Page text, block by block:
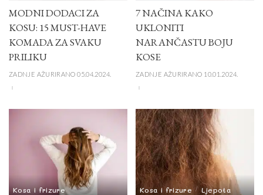
MODNI DODACI ZA
KOSU: 15 MUST-HAVE
KOMADA ZA SVAKU
PRILIKU
ZADNJE AŽURIRANO 05.04.2024.
7 NAČINA KAKO
UKLONITI
NARANČASTU BOJU
KOSE
ZADNJE AŽURIRANO 10.01.2024.
Kosa i frizure Kosa i frizure Ljepota